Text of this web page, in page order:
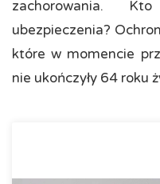
zachorowania.
ubezpieczenia?
które w momencie
nie ukończyły 64 roku